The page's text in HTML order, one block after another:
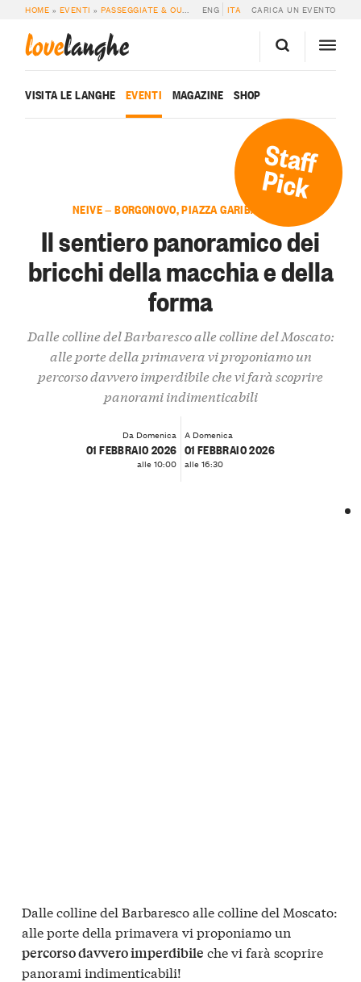
HOME » EVENTI »PASSEGGIATE & OUTDOOR » IL SENTIERO PANORAMICO
ENG ITA CARICA UN EVENTO
lovelanghe
VISITA LE LANGHE EVENTI MAGAZINE SHOP
Staff
Pick
NEIVE — BORGONOVO, PIAZZA GARIBALDI 23
Il sentiero panoramico dei
bricchi della macchia e della
forma
Dalle colline del Barbaresco alle colline del Moscato:
alle porte della primavera vi proponiamo un
percorso davvero imperdibile che vi farà scoprire
panorami indimenticabili
Da Domenica
01 FEBBRAIO 2026
alle 10:00
A Domenica
01 FEBBRAIO 2026
alle 16:30
Dalle colline del Barbaresco alle colline del Moscato:
alle porte della primavera vi proponiamo un
percorso davvero imperdibile che vi farà scoprire
panorami indimenticabili!